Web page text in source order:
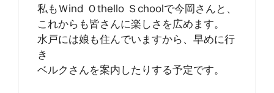
私もＷind Ｏthello Ｓchoolで今岡さんと、
これからも皆さんに楽しさを広めます。
水戸には娘も住んでいますから、早めに行
き
ベルクさんを案内したりする予定です。